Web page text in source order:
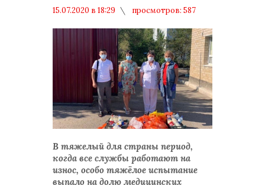
15.07.2020 в 18:29
просмотров: 587
В тяжелый для страны период,
когда все службы работают на
износ, особо тяжёлое испытание
выпало на долю медицинских